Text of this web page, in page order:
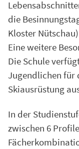
die
Kloster
Eine weitere
Die Schule
Jugendlichen für
Skiausrüstung
In der
zwischen 6